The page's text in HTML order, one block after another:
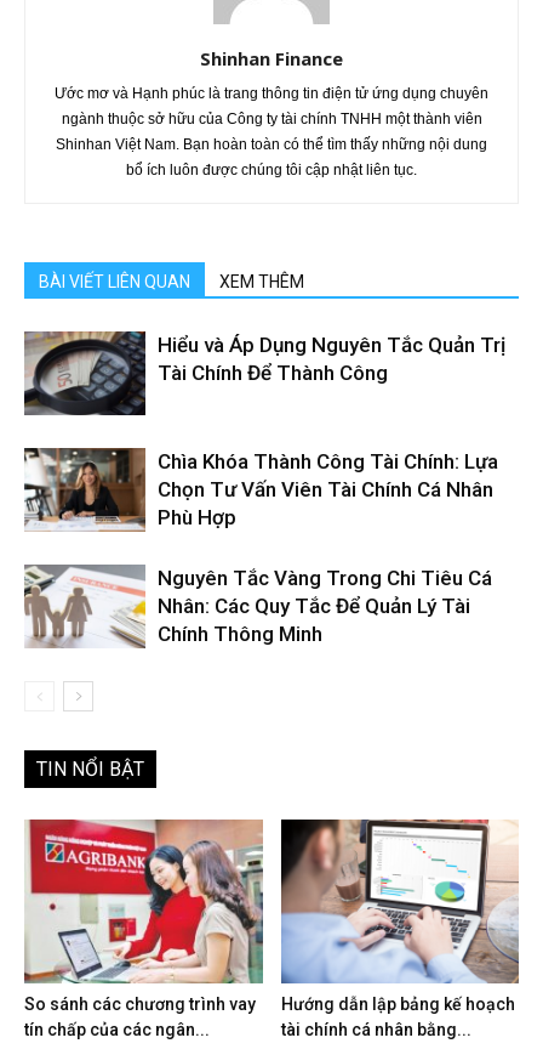
Shinhan Finance
Ước mơ và Hạnh phúc là trang thông tin điện tử ứng dụng chuyên
ngành thuộc sở hữu của Công ty tài chính TNHH một thành viên
Shinhan Việt Nam. Bạn hoàn toàn có thể tìm thấy những nội dung
bổ ích luôn được chúng tôi cập nhật liên tục.
BÀI VIẾT LIÊN QUAN XEM THÊM
Hiểu và Áp Dụng Nguyên Tắc Quản Trị
Tài Chính Để Thành Công
Chìa Khóa Thành Công Tài Chính: Lựa
Chọn Tư Vấn Viên Tài Chính Cá Nhân
Phù Hợp
Nguyên Tắc Vàng Trong Chi Tiêu Cá
Nhân: Các Quy Tắc Để Quản Lý Tài
Chính Thông Minh
TIN NỔI BẬT
So sánh các chương trình vay
tín chấp của các ngân...
Hướng dẫn lập bảng kế hoạch
tài chính cá nhân bằng...